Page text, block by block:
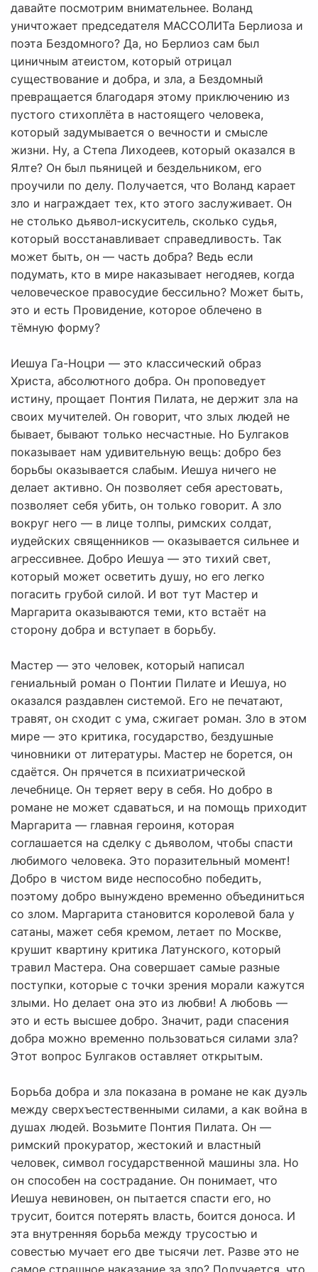
давайте посмотрим внимательнее. Воланд
уничтожает председателя МАССОЛИТа Берлиоза и
поэта Бездомного? Да, но Берлиоз сам был
циничным атеистом, который отрицал
существование и добра, и зла, а Бездомный
превращается благодаря этому приключению из
пустого стихоплёта в настоящего человека,
который задумывается о вечности и смысле
жизни. Ну, а Степа Лиходеев, который оказался в
Ялте? Он был пьяницей и бездельником, его
проучили по делу. Получается, что Воланд карает
зло и награждает тех, кто этого заслуживает. Он
не столько дьявол-искуситель, сколько судья,
который восстанавливает справедливость. Так
может быть, он — часть добра? Ведь если
подумать, кто в мире наказывает негодяев, когда
человеческое правосудие бессильно? Может быть,
это и есть Провидение, которое облечено в
тёмную форму?
Иешуа Га-Ноцри — это классический образ
Христа, абсолютного добра. Он проповедует
истину, прощает Понтия Пилата, не держит зла на
своих мучителей. Он говорит, что злых людей не
бывает, бывают только несчастные. Но Булгаков
показывает нам удивительную вещь: добро без
борьбы оказывается слабым. Иешуа ничего не
делает активно. Он позволяет себя арестовать,
позволяет себя убить, он только говорит. А зло
вокруг него — в лице толпы, римских солдат,
иудейских священников — оказывается сильнее и
агрессивнее. Добро Иешуа — это тихий свет,
который может осветить душу, но его легко
погасить грубой силой. И вот тут Мастер и
Маргарита оказываются теми, кто встаёт на
сторону добра и вступает в борьбу.
Мастер — это человек, который написал
гениальный роман о Понтии Пилате и Иешуа, но
оказался раздавлен системой. Его не печатают,
травят, он сходит с ума, сжигает роман. Зло в этом
мире — это критика, государство, бездушные
чиновники от литературы. Мастер не борется, он
сдаётся. Он прячется в психиатрической
лечебнице. Он теряет веру в себя. Но добро в
романе не может сдаваться, и на помощь приходит
Маргарита — главная героиня, которая
соглашается на сделку с дьяволом, чтобы спасти
любимого человека. Это поразительный момент!
Добро в чистом виде неспособно победить,
поэтому добро вынуждено временно объединиться
со злом. Маргарита становится королевой бала у
сатаны, мажет себя кремом, летает по Москве,
крушит квартину критика Латунского, который
травил Мастера. Она совершает самые разные
поступки, которые с точки зрения морали кажутся
злыми. Но делает она это из любви! А любовь —
это и есть высшее добро. Значит, ради спасения
добра можно временно пользоваться силами зла?
Этот вопрос Булгаков оставляет открытым.
Борьба добра и зла показана в романе не как дуэль
между сверхъестественными силами, а как война в
душах людей. Возьмите Понтия Пилата. Он —
римский прокуратор, жестокий и властный
человек, символ государственной машины зла. Но
он способен на сострадание. Он понимает, что
Иешуа невиновен, он пытается спасти его, но
трусит, боится потерять власть, боится доноса. И
эта внутренняя борьба между трусостью и
совестью мучает его две тысячи лет. Разве это не